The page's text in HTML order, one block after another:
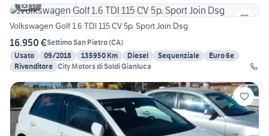
17
Volkswagen Golf 1.6 TDI 115 CV 5p. Sport Join Dsg
16.950 €Settimo San Pietro(CA)
Usato
09/2018 135950 Km Diesel Sequenziale
Euro 6e
Rivenditore City Motors di Soldi Gianluca